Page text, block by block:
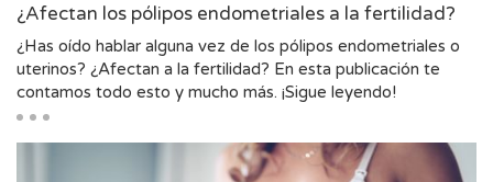
¿Afectan los pólipos endometriales a la fertilidad?
¿Has oído hablar alguna vez de los pólipos endometriales o
uterinos? ¿Afectan a la fertilidad? En esta publicación te
contamos todo esto y mucho más. ¡Sigue leyendo!